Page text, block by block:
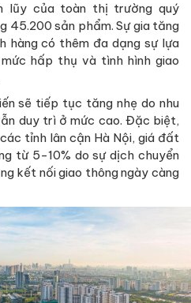
lũy của toàn thị trường quý
45.200 sản phẩm. Sự gia tăng
hàng có thêm đa dạng sự lựa
hấp thụ và tình hình giao
sẽ tiếp tục tăng nhẹ do nhu
duy trì ở mức cao. Đặc biệt,
tỉnh lân cận Hà Nội, giá đất
từ 5-10% do sự dịch chuyển
kết nối giao thông ngày càng